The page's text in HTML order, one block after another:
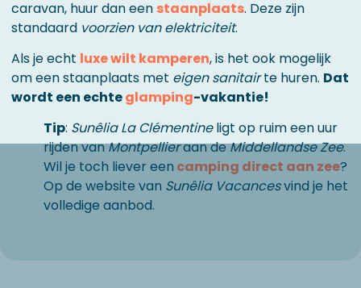
caravan, huur dan een staanplaats. Deze zijn
standaard voorzien van elektriciteit.
Als je echt luxe wilt kamperen, is het ook mogelijk
om een staanplaats met eigen sanitairte huren. Dat
wordt een echteglamping-vakantie!
Tip: Sunêlia La Clémentineligt op ruim een uur
rijden vanMontpellieraan deMiddellandse Zee.
Wil je toch liever een camping direct aan zee?
Op de website van Sunêlia Vacancesvind je het
volledige aanbod.